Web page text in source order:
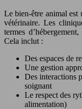
Le bien-être animal est
vétérinaire. Les
termes
Cela inclut :
Des espaces de
Une gestion
Des interactions
soignant
Le respect des
alimentation)